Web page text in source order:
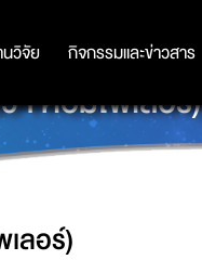
นวิจัย กิจกรรมและข่าวสาร
นวิจัย กิจกรรมและข่าวสาร
า คอมไพเลอร์)
ลอร์)